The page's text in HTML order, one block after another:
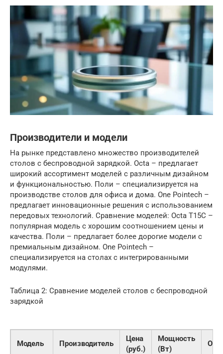
Производители и модели
На рынке представлено множество производителей
столов с беспроводной зарядкой. Octa – предлагает
широкий ассортимент моделей с различным дизайном
и функциональностью. Поли – специализируется на
производстве столов для офиса и дома. One Pointech –
предлагает инновационные решения с использованием
передовых технологий. Сравнение моделей: Octa T15C –
популярная модель с хорошим соотношением цены и
качества. Поли – предлагает более дорогие модели с
премиальным дизайном. One Pointech –
специализируется на столах с интегрированными
модулями.
Таблица 2: Сравнение моделей столов с беспроводной
зарядкой
Модель Производитель
Цена
(руб.)
Мощность
(Вт)